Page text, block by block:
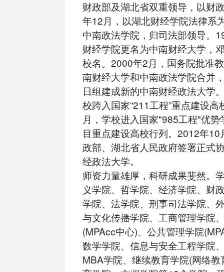
财政部及湖北省双重领导，以财
年12月，以湖北财经学院法律系
中南政法学院，归司法部领导。
财经学院更名为中南财经大学，
校名。2000年2月，国务院批准
南财经大学和中南政法学院合并
日组建成新的中南财经政法大学
校跨入国家“211工程”重点建设
月，学校进入国家"985工程"优
目重点建设高校行列。2012年10
政部、湖北省人民政府签署正式
经政法大学。
师资力量雄厚，科研成果斐然。
义学院、哲学院、经济学院、财
学院、法学院、刑事司法学院、
与文化传播学院、工商管理学院
(MPAcc中心)、公共管理学院
数学学院、信息与安全工程学院
MBA学院、继续教育学院(网络